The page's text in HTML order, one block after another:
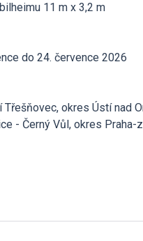
11 m x 3,2 m
do 24. července 2026
Třešňovec, okres Ústí nad
- Černý Vůl, okres Praha-